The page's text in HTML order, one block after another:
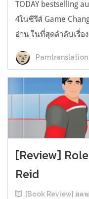
TODAY bestselling
4ในซีรีส์ Game
อ่าน ในที่สุดลำดับเรื่
[Review]
Reid
[Book Review] ผล